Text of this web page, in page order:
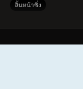
ลิ้นหน้าซิ่ง